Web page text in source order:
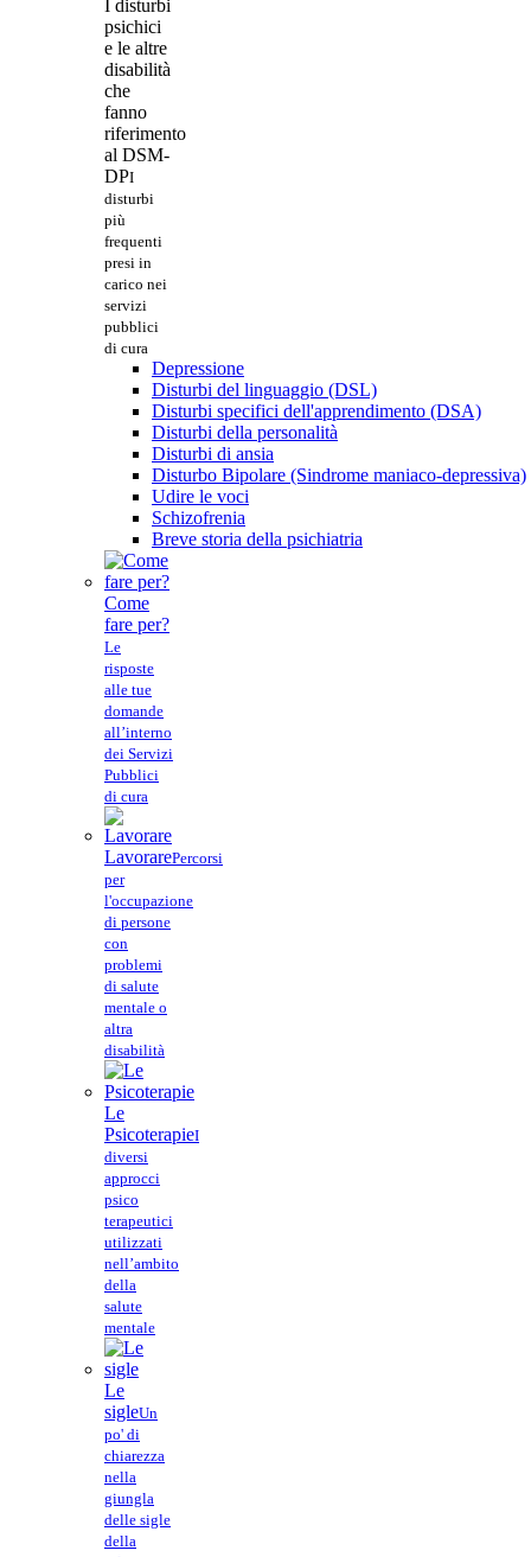
I disturbi
psichici
e le altre
disabilità
che
fanno
riferimento
al DSM-
DPI
disturbi
più
frequenti
presi in
carico nei
servizi
pubblici
di cura
Depressione
Disturbi del linguaggio (DSL)
Disturbi specifici dell'apprendimento (DSA)
Disturbi della personalità
Disturbi di ansia
Disturbo Bipolare (Sindrome maniaco-depressiva)
Udire le voci
Schizofrenia
Breve storia della psichiatria
Come
fare per?
Le
risposte
alle tue
domande
all’interno
dei Servizi
Pubblici
di cura
LavorarePercorsi
per
l'occupazione
di persone
con
problemi
di salute
mentale o
altra
disabilità
Le
PsicoterapieI
diversi
approcci
psico
terapeutici
utilizzati
nell’ambito
della
salute
mentale
Le
sigleUn
po' di
chiarezza
nella
giungla
delle sigle
della